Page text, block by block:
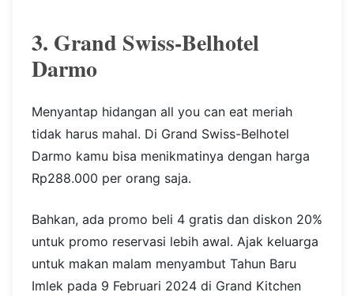
3. Grand Swiss-Belhotel
Darmo
Menyantap hidangan all you can eat meriah
tidak harus mahal. Di Grand Swiss-Belhotel
Darmo kamu bisa menikmatinya dengan harga
Rp288.000 per orang saja.
Bahkan, ada promo beli 4 gratis dan diskon 20%
untuk promo reservasi lebih awal. Ajak keluarga
untuk makan malam menyambut Tahun Baru
Imlek pada 9 Februari 2024 di Grand Kitchen